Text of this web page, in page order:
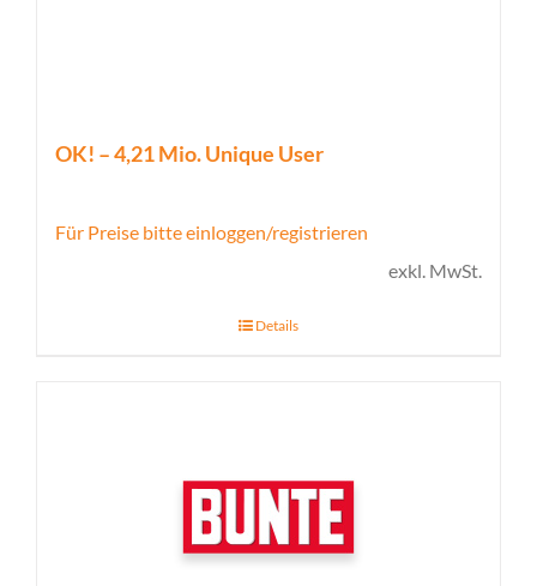
OK! – 4,21 Mio. Unique User
Für Preise bitte einloggen/registrieren
exkl. MwSt.
Details